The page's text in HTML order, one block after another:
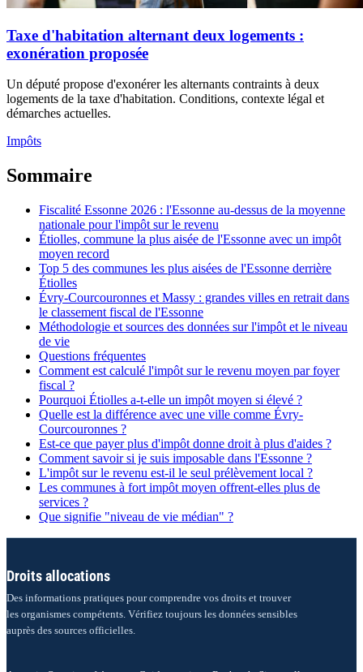
Taxe d'habitation alternant deux logements :
exonération proposée
Un député propose d'exonérer les alternants contraints à deux
logements de la taxe d'habitation. Conditions, contexte légal et
démarches actuelles.
Impôts
Sommaire
Fiscalité Essonne 2026 : l'Essonne au-dessus de la moyenne
nationale pour l'impôt sur le revenu
Étiolles, commune la plus aisée de l'Essonne avec un impôt
moyen record
Top 5 des communes les plus aisées de l'Essonne derrière
Étiolles
Évry-Courcouronnes et Massy : grandes villes en retrait dans
le classement fiscal de l'Essonne
Méthodologie et sources des données sur l'impôt et le niveau
de vie
Questions fréquentes
Comment est calculé l'impôt sur le revenu moyen par foyer
fiscal ?
Pourquoi Étiolles a-t-elle un impôt moyen si élevé ?
Quelle est la différence avec une ville comme Évry-
Courcouronnes ?
Est-ce que payer plus d'impôt donne droit à plus d'aides ?
Comment savoir si je suis imposable dans l'Essonne ?
L'impôt sur le revenu est-il le seul prélèvement local ?
Les communes à fort impôt moyen offrent-elles plus de
services ?
Que signifie "niveau de vie médian" ?
Droits allocations
Des informations pratiques pour comprendre vos droits et trouver
les organismes compétents. Vérifiez toujours les données sensibles
auprès des sources officielles.